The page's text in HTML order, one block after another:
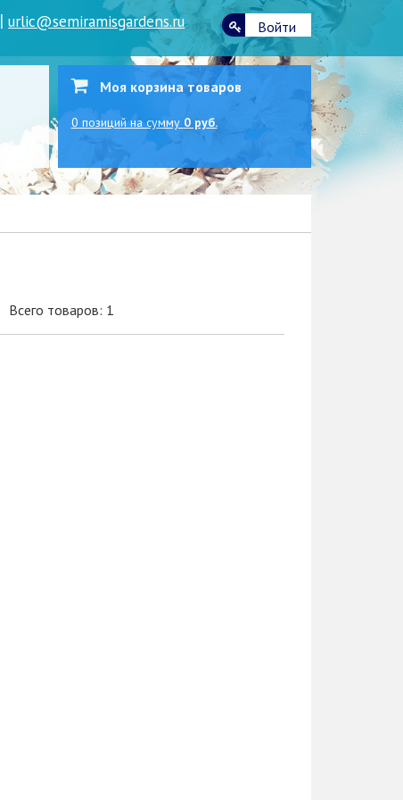
|urlic@semiramisgardens.ru Войти
Моя корзина товаров
0 позиций на сумму 0 руб.
Всего товаров: 1